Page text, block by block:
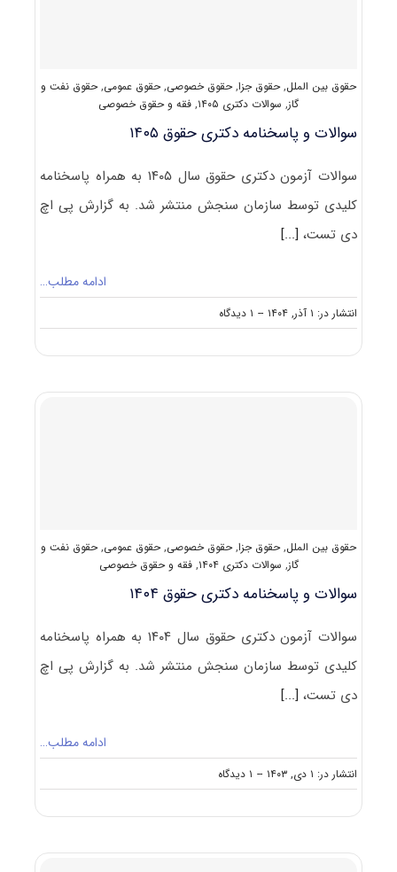
حقوق بین الملل,حقوق جزا,حقوق خصوصی,حقوق عمومی,حقوق نفت و
گاز, سوالات دکتری ۱۴۰۵ , فقه و حقوق خصوصی
سوالات و پاسخنامه دکتری حقوق ۱۴۰۵
سوالات آزمون دکتری حقوق سال ۱۴۰۵ به همراه پاسخنامه
کلیدی توسط سازمان سنجش منتشر شد. به گزارش پی اچ
دی تست،[...]
ادامه مطلب…
انتشار در: ۱ آذر, ۱۴۰۴ -- ۱ دیدگاه
on
سوالات
حقوق
حقوق بین الملل,حقوق جزا,حقوق خصوصی,حقوق عمومی,حقوق نفت و
گاز, سوالات دکتری ۱۴۰۴ ,فقه و حقوق خصوصی
سوالات و پاسخنامه دکتری حقوق ۱۴۰۴
سوالات آزمون دکتری حقوق سال ۱۴۰۴ به همراه پاسخنامه
کلیدی توسط سازمان سنجش منتشر شد. به گزارش پی اچ
دی تست،[...]
ادامه مطلب…
انتشار در: ۱ دی, ۱۴۰۳ -- ۱ دیدگاه
on
سوالات
حقوق